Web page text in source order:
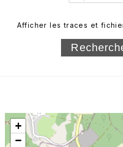
Département
Longueur min/max
Trier par
Afficher les traces et
+
−